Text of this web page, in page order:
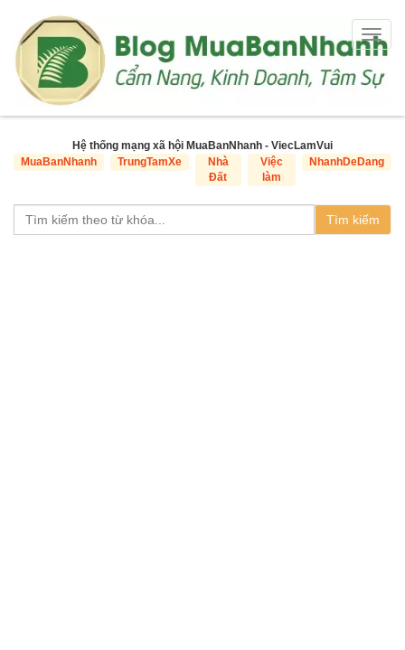
Hệ thống mạng xã hội MuaBanNhanh - ViecLamVui
MuaBanNhanh
TrungTamXe
Nhà
Đất
Việc
làm
NhanhDeDang
Tìm kiếm